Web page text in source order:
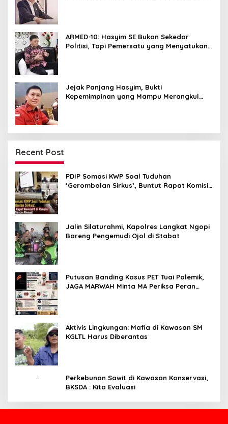
ARMED-10: Hasyim SE Bukan Sekedar
Politisi, Tapi Pemersatu yang Menyatukan
Jejak Panjang Hasyim, Bukti
Kepemimpinan yang Mampu Merangkul
Recent Post
PDIP Somasi KWP Soal Tuduhan
‘Gerombolan Sirkus’, Buntut Rapat Komisi
Jalin Silaturahmi, Kapolres Langkat Ngopi
Bareng Pengemudi Ojol di Stabat
Putusan Banding Kasus PET Tuai Polemik,
JAGA MARWAH Minta MA Periksa Peran
Aktivis Lingkungan: Mafia di Kawasan SM
KGLTL Harus Diberantas
Perkebunan Sawit di Kawasan Konservasi,
BKSDA : Kita Evaluasi